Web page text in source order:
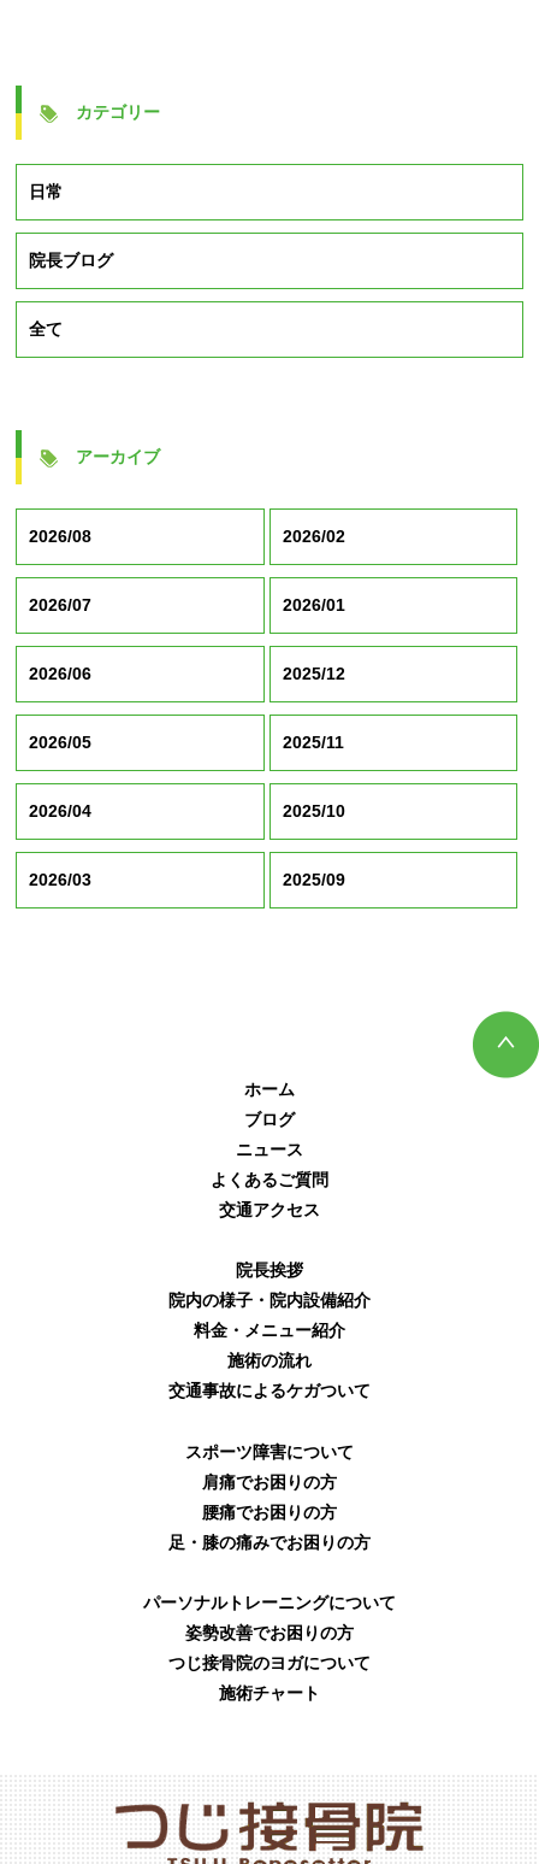
カテゴリー
日常
院長ブログ
全て
アーカイブ
2026/08
2026/07
2026/06
2026/05
2026/04
2026/03
2026/02
2026/01
2025/12
2025/11
2025/10
2025/09
ホーム
ブログ
ニュース
よくあるご質問
交通アクセス
院長挨拶
院内の様子・院内設備紹介
料金・メニュー紹介
施術の流れ
交通事故によるケガついて
スポーツ障害について
肩痛でお困りの方
腰痛でお困りの方
足・膝の痛みでお困りの方
パーソナルトレーニングについて
姿勢改善でお困りの方
つじ接骨院のヨガについて
施術チャート